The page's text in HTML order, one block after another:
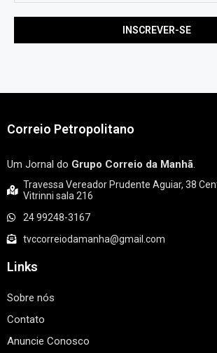
Correio Petropolitano
Um Jornal do Grupo Correio da Manhã.
Travessa Vereador Prudente Aguiar, 38
Vitrinni sala 216
24 99248-3167
tvccorreiodamanha@gmail.com
Links
Sobre nós
Contato
Anuncie Conosco